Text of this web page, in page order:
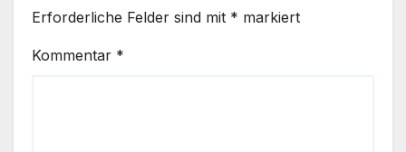
Erforderliche Felder sind mit * markiert
Kommentar *